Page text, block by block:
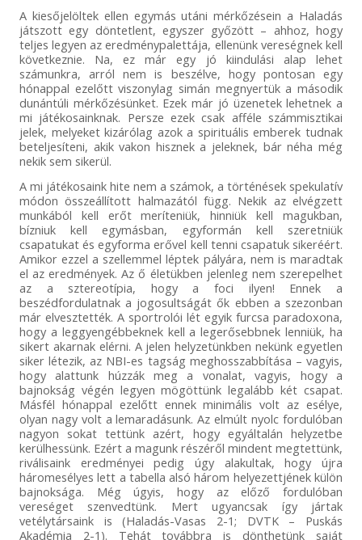
A kiesőjelöltek ellen egymás utáni mérkőzésein a Haladás
játszott egy döntetlent, egyszer győzött – ahhoz, hogy
teljes legyen az eredménypalettája, ellenünk vereségnek kell
következnie. Na, ez már egy jó kiindulási alap lehet
számunkra, arról nem is beszélve, hogy pontosan egy
hónappal ezelőtt viszonylag simán megnyertük a második
dunántúli mérkőzésünket. Ezek már jó üzenetek lehetnek a
mi játékosainknak. Persze ezek csak afféle számmisztikai
jelek, melyeket kizárólag azok a spirituális emberek tudnak
beteljesíteni, akik vakon hisznek a jeleknek, bár néha még
nekik sem sikerül.
A mi játékosaink hite nem a számok, a történések spekulatív
módon összeállított halmazától függ. Nekik az elvégzett
munkából kell erőt meríteniük, hinniük kell magukban,
bízniuk kell egymásban, egyformán kell szeretniük
csapatukat és egyforma erővel kell tenni csapatuk sikeréért.
Amikor ezzel a szellemmel léptek pályára, nem is maradtak
el az eredmények. Az ő életükben jelenleg nem szerepelhet
az a sztereotípia, hogy a foci ilyen! Ennek a
beszédfordulatnak a jogosultságát ők ebben a szezonban
már elvesztették. A sportrolói lét egyik furcsa paradoxona,
hogy a leggyengébbeknek kell a legerősebbnek lenniük, ha
sikert akarnak elérni. A jelen helyzetünkben nekünk egyetlen
siker létezik, az NBI-es tagság meghosszabbítása – vagyis,
hogy alattunk húzzák meg a vonalat, vagyis, hogy a
bajnokság végén legyen mögöttünk legalább két csapat.
Másfél hónappal ezelőtt ennek minimális volt az esélye,
olyan nagy volt a lemaradásunk. Az elmúlt nyolc fordulóban
nagyon sokat tettünk azért, hogy egyáltalán helyzetbe
kerülhessünk. Ezért a magunk részéről mindent megtettünk,
riválisaink eredményei pedig úgy alakultak, hogy újra
háromesélyes lett a tabella alsó három helyezettjének külön
bajnoksága. Még úgyis, hogy az előző fordulóban
vereséget szenvedtünk. Mert ugyancsak így jártak
vetélytársaink is (Haladás-Vasas 2-1; DVTK – Puskás
Akadémia 2-1). Tehát továbbra is dönthetünk saját